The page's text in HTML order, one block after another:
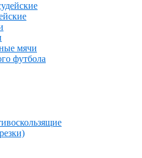
мячи
футбола